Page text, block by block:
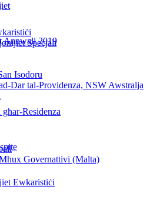
Annwali 2019
Residenza
Ewkaristiċi
Speċjali
Isodoru
Dar tal-Providenza, NSW Awstralja
Governattivi (Malta)